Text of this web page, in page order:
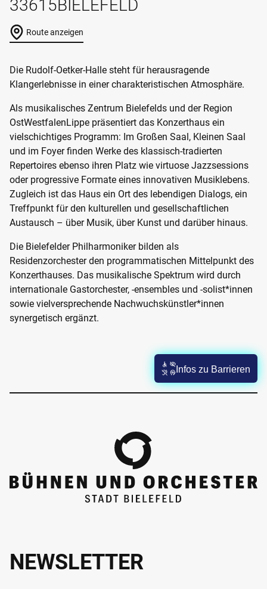
33615BIELEFELD
Route anzeigen
Die Rudolf-Oetker-Halle steht für herausragende
Klangerlebnisse in einer charakteristischen Atmosphäre.
Als musikalisches Zentrum Bielefelds und der Region
OstWestfalenLippe präsentiert das Konzerthaus ein
vielschichtiges Programm: Im Großen Saal, Kleinen Saal
und im Foyer finden Werke des klassisch-tradierten
Repertoires ebenso ihren Platz wie virtuose Jazzsessions
oder progressive Formate eines innovativen Musiklebens.
Zugleich ist das Haus ein Ort des lebendigen Dialogs, ein
Treffpunkt für den kulturellen und gesellschaftlichen
Austausch – über Musik, über Kunst und darüber hinaus.
Die Bielefelder Philharmoniker bilden als
Residenzorchester den programmatischen Mittelpunkt des
Konzerthauses. Das musikalische Spektrum wird durch
internationale Gastorchester, -ensembles und -solist*innen
sowie vielversprechende Nachwuchskünstler*innen
synergetisch ergänzt.
NEWSLETTER
Infos zu Barrieren